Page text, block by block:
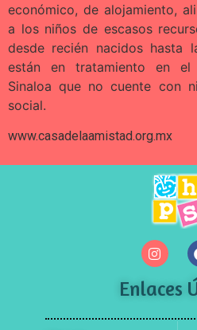
económico, de alojamiento,
a los niños de escasos
desde recién nacidos hasta
están en tratamiento en el
Sinaloa que no cuente con
social.
www.casadelaamistad.org.mx
Enlaces